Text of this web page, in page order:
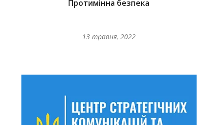
Протимінна безпека
13 травня, 2022